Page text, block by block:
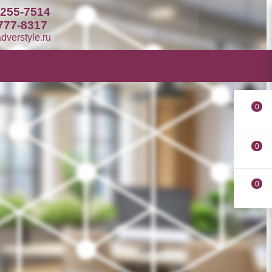
7514
8317
0
0
0